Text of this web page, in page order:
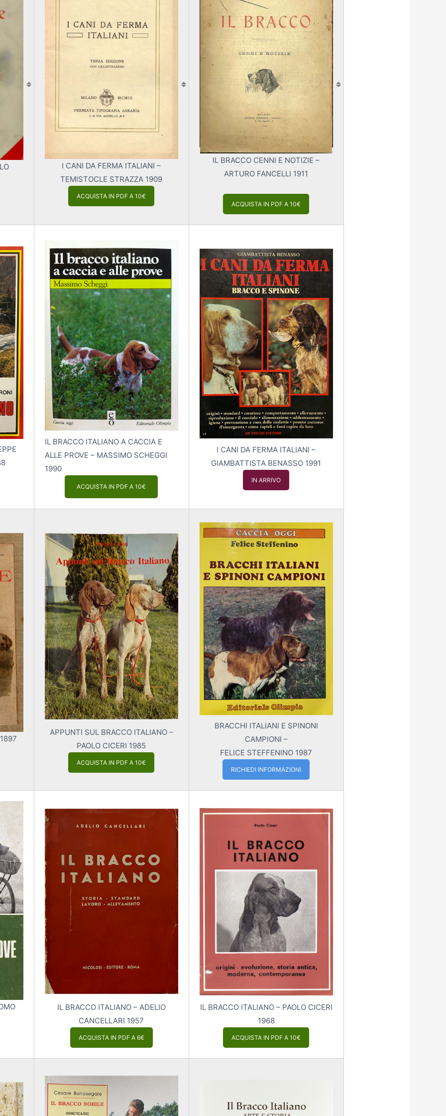
I CANI DA FERMA ITALIANI –
TEMISTOCLE STRAZZA 1909
ACQUISTA IN PDF A 10€
IL BRACCO CENNI E NOTIZIE –
ARTURO FANCELLI 1911
ACQUISTA IN PDF A 10€
IL BRACCO ITALIANO A CACCIA E
ALLE PROVE – MASSIMO SCHEGGI
1990
ACQUISTA IN PDF A 10€
I CANI DA FERMA ITALIANI –
GIAMBATTISTA BENASSO 1991
IN ARRIVO
APPUNTI SUL BRACCO ITALIANO –
PAOLO CICERI 1985
ACQUISTA IN PDF A 10€
BRACCHI ITALIANI E SPINONI
CAMPIONI –
FELICE STEFFENINO 1987
RICHIEDI INFORMAZIONI
IL BRACCO ITALIANO – ADELIO
CANCELLARI 1957
ACQUISTA IN PDF A 6€
IL BRACCO ITALIANO – PAOLO CICERI
1968
ACQUISTA IN PDF A 10€